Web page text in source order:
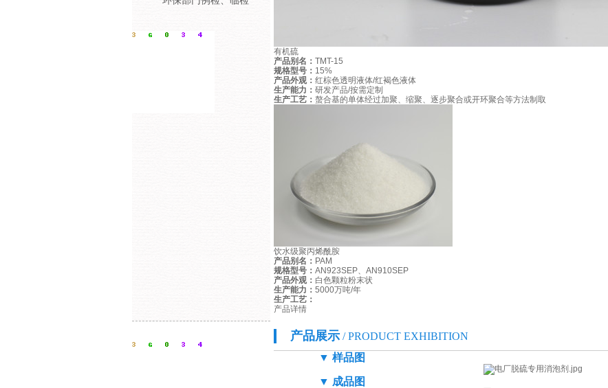
专利技术保障 十年
有机硫
产品别名： TMT-15
规格型号： 15%
产品外观： 红棕色透明液体/红褐色液体
生产能力： 研发产品/按需定制
生产工艺： 螯合基的单体经过加聚、缩聚、逐步聚合或开环聚合等方法制取
饮水级聚丙烯酰胺
产品别名： PAM
规格型号： AN923SEP、AN910SEP
产品外观： 白色颗粒粉末状
生产能力： 5000万吨/年
生产工艺：
产品详情
产品展示 / PRODUCT EXHIBITION
▼ 样品图
▼ 成品图